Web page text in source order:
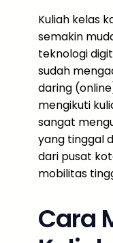
Kuliah kelas
semakin
teknologi
sudah
daring
mengikuti
sangat
yang tinggal
dari pusat
mobilitas
Cara